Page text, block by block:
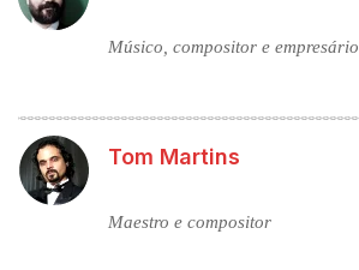
Músico, compositor e empresário
Tom Martins
Maestro e compositor